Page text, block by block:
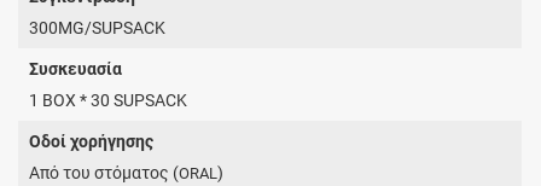
300MG/SUPSACK
Συσκευασία
1 BOX * 30 SUPSACK
Οδοί χορήγησης
Από του στόματος (ORAL)